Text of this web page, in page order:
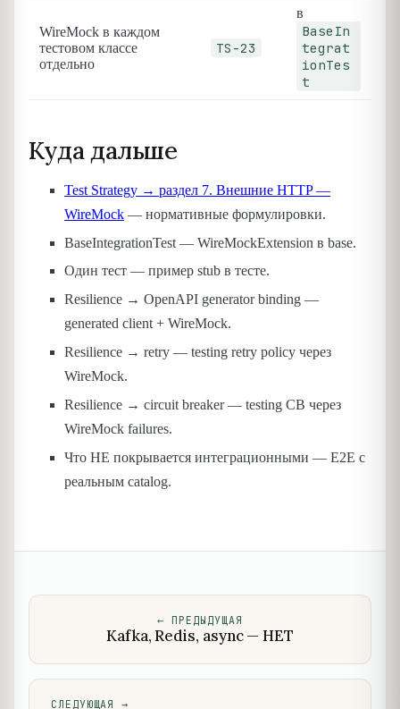
WireMock в каждом
тестовом классе
отдельно
TS-23
в
BaseIn
tegrat
ionTes
t
Куда дальше
Test Strategy → раздел 7. Внешние HTTP —
WireMock — нормативные формулировки.
BaseIntegrationTest — WireMockExtension в base.
Один тест — пример stub в тесте.
Resilience → OpenAPI generator binding —
generated client + WireMock.
Resilience → retry — testing retry policy через
WireMock.
Resilience → circuit breaker — testing CB через
WireMock failures.
Что НЕ покрывается интеграционными — E2E с
реальным catalog.
← ПРЕДЫДУЩАЯ
Kafka, Redis, async — НЕТ
СЛЕДУЮЩАЯ →